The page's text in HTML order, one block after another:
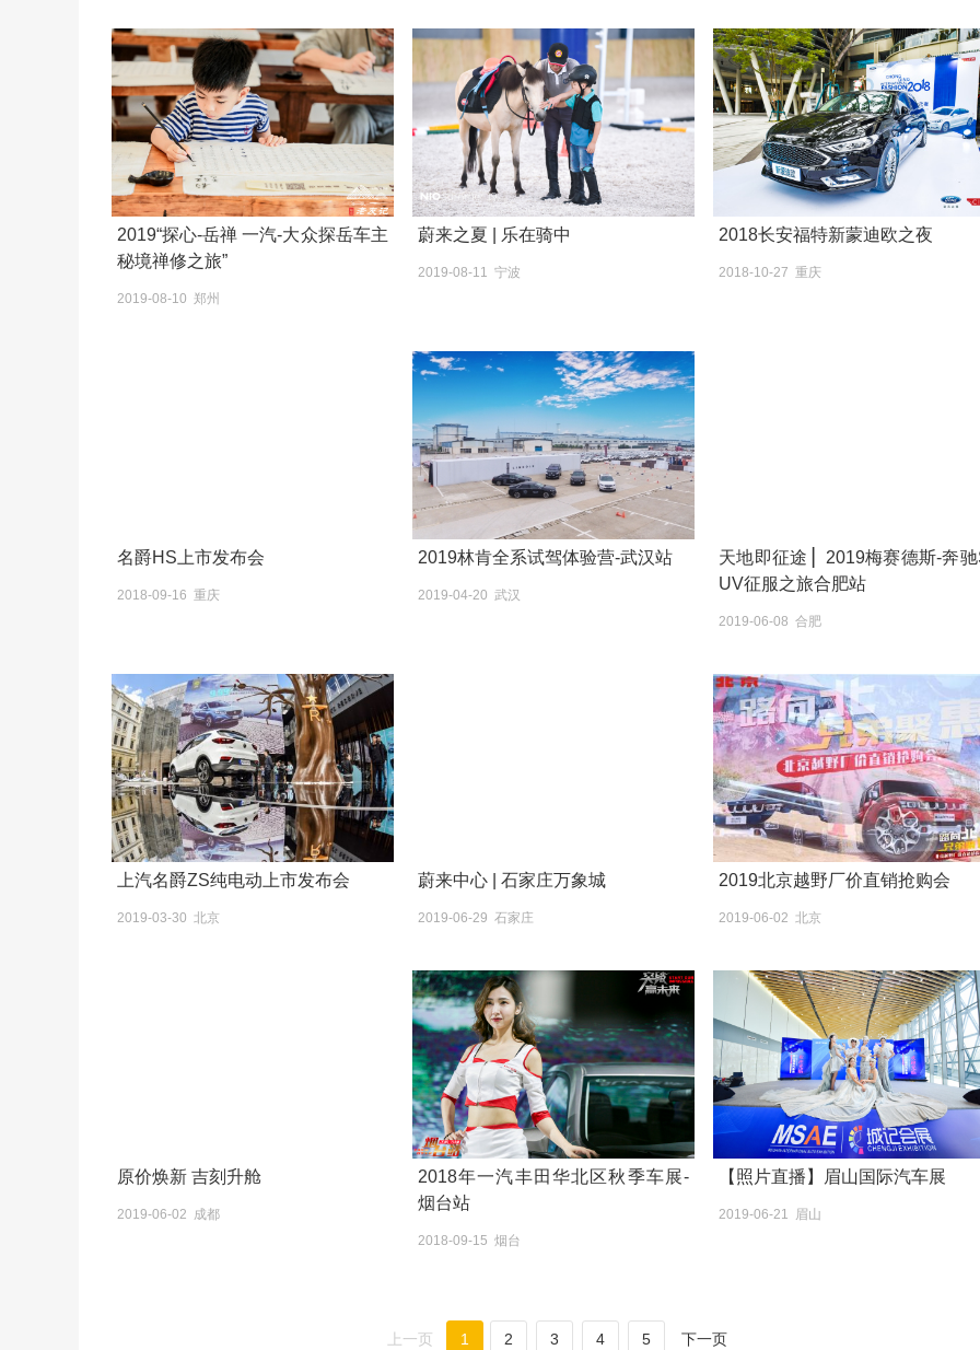
2019“探心-岳禅 一汽-大众探岳车主
秘境禅修之旅”
2019-08-10 郑州
蔚来之夏 | 乐在骑中
2019-08-11 宁波
2018长安福特新蒙迪欧之夜
2018-10-27 重庆
名爵HS上市发布会
2018-09-16 重庆
2019林肯全系试驾体验营-武汉站
2019-04-20 武汉
天地即征途 ▏2019梅赛德斯-奔
UV征服之旅合肥站
2019-06-08 合肥
上汽名爵ZS纯电动上市发布会
2019-03-30 北京
蔚来中心 | 石家庄万象城
2019-06-29 石家庄
2019北京越野厂价直销抢购会
2019-06-02 北京
原价焕新 吉刻升舱
2019-06-02 成都
2018年一汽丰田华北区秋季车展-
烟台站
2018-09-15 烟台
【照片直播】眉山国际汽车展
2019-06-21 眉山
上一页 1 2 3 4 5 下一页